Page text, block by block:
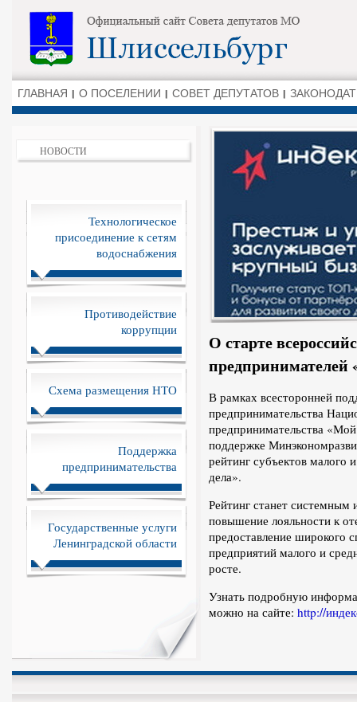
ГЛАВНАЯ О ПОСЕЛЕНИИ СОВЕТ ДЕПУТАТОВ
НОВОСТИ
Технологическое
присоединение к сетям
водоснабжения
Противодействие
коррупции
Схема размещения НТО
Поддержка
предпринимательства
Государственные услуги
Ленинградской области
О старте
предпринимателей
В рамках всесторонней
предпринимательства
предпринимательства
поддержке
рейтинг субъектов малого
дела».
Рейтинг станет
повышение лояльности к
предоставление широкого
предприятий малого и
росте.
Узнать подробную
можно на сайте: http://